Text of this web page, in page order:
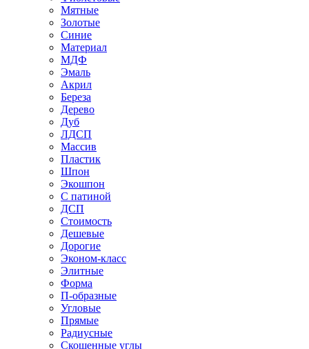
Мятные
Золотые
Синие
Материал
МДФ
Эмаль
Акрил
Береза
Дерево
Дуб
ЛДСП
Массив
Пластик
Шпон
Экошпон
С патиной
ДСП
Стоимость
Дешевые
Дорогие
Эконом-класс
Элитные
Форма
П-образные
Угловые
Прямые
Радиусные
Скошенные углы